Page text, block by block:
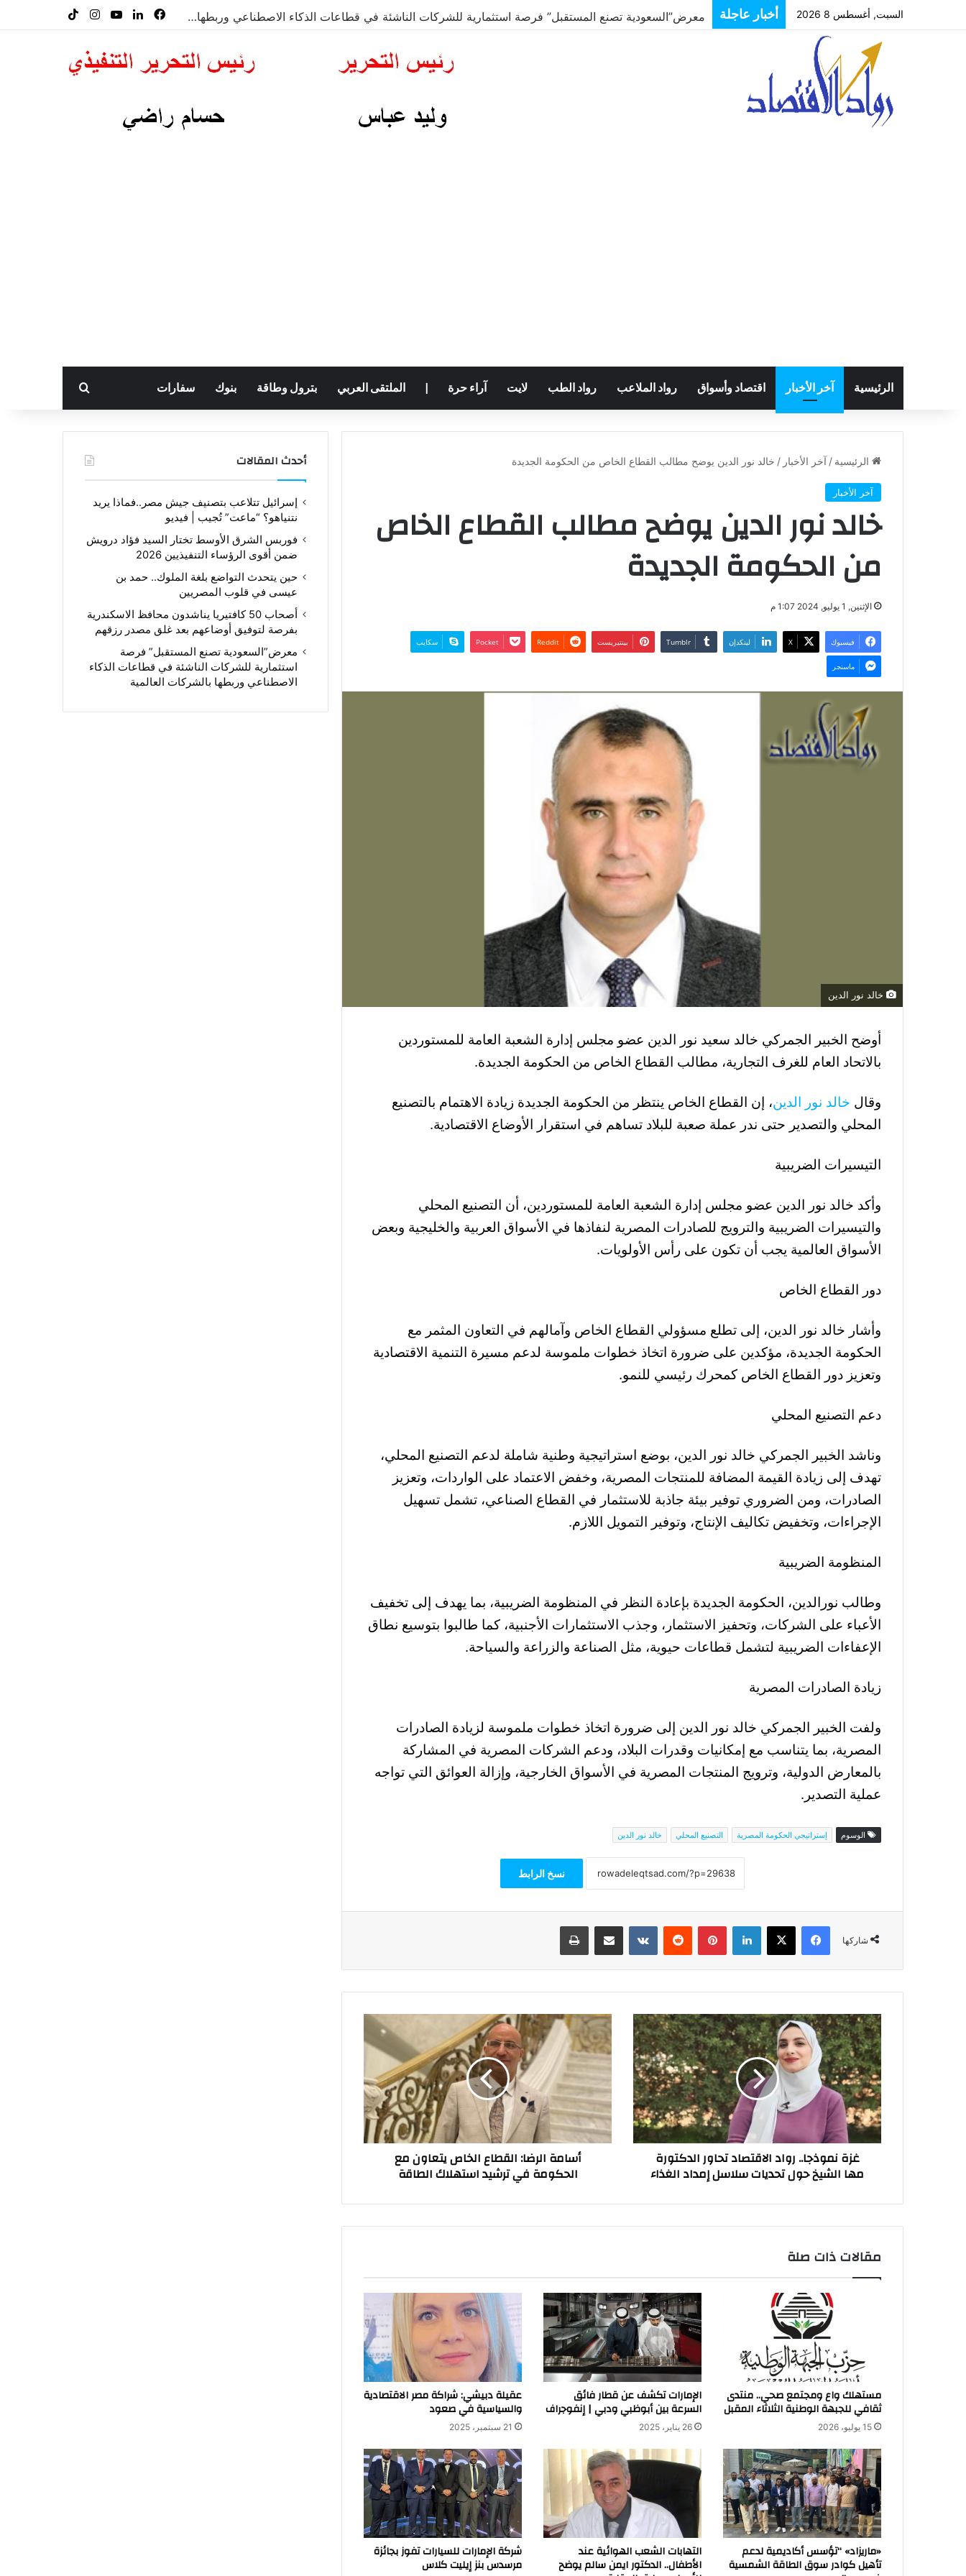
السبت, أغسطس 8 2026 أخبار عاجلة فيسبوكلينكدإن‫YouTube
انستقرام
الرئيسية آخر الأخبار اقتصاد وأسواق رواد الملاعب رواد الطب لايت آراء حرة الملتقى العربي بترول وطاقة بنوك سفارات بحث عن
الرئيسية / آخر الأخبار / خالد نور الدين يوضح مطالب القطاع الخاص من الحكومة الجديدة
آخر الأخبار
خالد نور الدين يوضح مطالب القطاع الخاص
من الحكومة الجديدة
الإثنين, 1 يوليو, 2024 1:07 م
فيسبوك ‫X لينكدإن بينتيريست ‫Pocket سكايب
ماسنجر
خالد نور الدين
أوضح الخبير الجمركي خالد سعيد نور الدين عضو مجلس إدارة الشعبة العامة للمستوردين
بالاتحاد العام للغرف التجارية، مطالب القطاع الخاص من الحكومة الجديدة.
وقال خالد نور الدين، إن القطاع الخاص ينتظر من الحكومة الجديدة زيادة الاهتمام بالتصنيع
المحلي والتصدير حتى ندر عملة صعبة للبلاد تساهم في استقرار الأوضاع الاقتصادية.
التيسيرات الضريبية
وأكد خالد نور الدين عضو مجلس إدارة الشعبة العامة للمستوردين، أن التصنيع المحلي
والتيسيرات الضريبية والترويج للصادرات المصرية لنفاذها في الأسواق العربية والخليجية وبعض
الأسواق العالمية يجب أن تكون على رأس الأولويات.
دور القطاع الخاص
وأشار خالد نور الدين، إلى تطلع مسؤولي القطاع الخاص وآمالهم في التعاون المثمر مع
الحكومة الجديدة، مؤكدين على ضرورة اتخاذ خطوات ملموسة لدعم مسيرة التنمية الاقتصادية
وتعزيز دور القطاع الخاص كمحرك رئيسي للنمو.
دعم التصنيع المحلي
وناشد الخبير الجمركي خالد نور الدين، بوضع استراتيجية وطنية شاملة لدعم التصنيع المحلي،
تهدف إلى زيادة القيمة المضافة للمنتجات المصرية، وخفض الاعتماد على الواردات، وتعزيز
الصادرات، ومن الضروري توفير بيئة جاذبة للاستثمار في القطاع الصناعي، تشمل تسهيل
الإجراءات، وتخفيض تكاليف الإنتاج، وتوفير التمويل اللازم.
المنظومة الضريبية
وطالب نورالدين، الحكومة الجديدة بإعادة النظر في المنظومة الضريبية، بما يهدف إلى تخفيف
الأعباء على الشركات، وتحفيز الاستثمار، وجذب الاستثمارات الأجنبية، كما طالبوا بتوسيع نطاق
الإعفاءات الضريبية لتشمل قطاعات حيوية، مثل الصناعة والزراعة والسياحة.
زيادة الصادرات المصرية
ولفت الخبير الجمركي خالد نور الدين إلى ضرورة اتخاذ خطوات ملموسة لزيادة الصادرات
المصرية، بما يتناسب مع إمكانيات وقدرات البلاد، ودعم الشركات المصرية في المشاركة
بالمعارض الدولية، وترويج المنتجات المصرية في الأسواق الخارجية، وإزالة العوائق التي تواجه
عملية التصدير.
الوسوم إستراتيجي الحكومة المصرية التصنيع المحلي خالد نور الدين
نسخ الرابط
شاركها
فيسبوك‫X لينكدإن بينتيريست مشاركة عبر البريد طباعة
غزة
نموذجا..
رواد
الاقتصاد
تحاور
الدكتورة
مها
الشيخ
حول
تحديات
سلاسل
الغذاء
غزة نموذجا.. رواد الاقتصاد تحاور الدكتورة
مها الشيخ حول تحديات سلاسل إمداد الغذاء
أسامة
الرضا:
القطاع
الخاص
يتعاون
مع
الحكومة
في
ترشيد
استهلاكأسامة الرضا: القطاع الخاص يتعاون مع
الحكومة في ترشيد استهلاك الطاقة
مقالات ذات صلة
مستهلك واع ومجتمع صحي.. منتدى
ثقافي للجبهة الوطنية الثلاثاء المقبل
15 يوليو، 2026
الإمارات تكشف عن قطار فائق
السرعة بين أبوظبي ودبي | إنفوجراف
26 يناير، 2025
عقيلة دبيشي: شراكة مصر الاقتصادية
والسياسية في صعود
21 سبتمبر، 2025
«ماريزاد» “تؤسس أكاديمية لدعم
تأهيل كوادر سوق الطاقة الشمسية
التهابات الشعب الهوائية عند
الأطفال.. الدكتور ايمن سالم يوضح
شركة الإمارات للسيارات تفوز بجائزة
مرسدس بنز إيليت كلاس
أحدث المقالات
إسرائيل تتلاعب بتصنيف جيش مصر..فماذا يريد
نتنياهو؟ “ماعت” تُجيب | فيديو
فوربس الشرق الأوسط تختار السيد فؤاد درويش
ضمن أقوى الرؤساء التنفيذيين 2026
حين يتحدث التواضع بلغة الملوك.. حمد بن
عيسى في قلوب المصريين
أصحاب 50 كافتيريا يناشدون محافظ الاسكندرية
بفرصة لتوفيق أوضاعهم بعد غلق مصدر رزقهم
معرض”السعودية تصنع المستقبل” فرصة
استثمارية للشركات الناشئة في قطاعات الذكاء
الاصطناعي وربطها بالشركات العالمية